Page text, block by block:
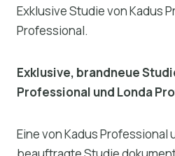
Exklusive Studie von Kadus
Professional.
Exklusive, brandneue
Professional und Londa
Eine von Kadus Professional